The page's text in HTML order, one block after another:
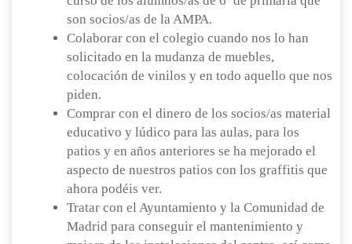
son socios/as de la AMPA.
Colaborar con el colegio cuando nos lo han
solicitado en la mudanza de muebles,
colocación de vinilos y en todo aquello que nos
piden.
Comprar con el dinero de los socios/as material
educativo y lúdico para las aulas, para los
patios y en años anteriores se ha mejorado el
aspecto de nuestros patios con los graffitis que
ahora podéis ver.
Tratar con el Ayuntamiento y la Comunidad de
Madrid para conseguir el mantenimiento y